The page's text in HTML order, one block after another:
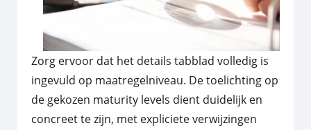
Zorg ervoor dat het details tabblad volledig is
ingevuld op maatregelniveau. De toelichting op
de gekozen maturity levels dient duidelijk en
concreet te zijn, met expliciete verwijzingen